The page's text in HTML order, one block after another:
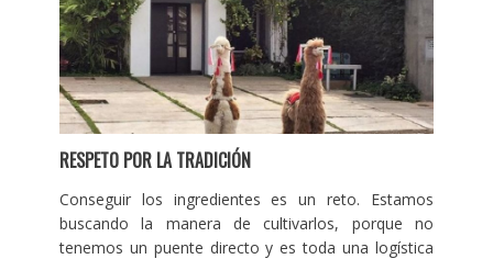
RESPETO POR LA TRADICIÓN
Conseguir los ingredientes es un reto. Estamos
buscando la manera de cultivarlos, porque no
tenemos un puente directo y es toda una logística